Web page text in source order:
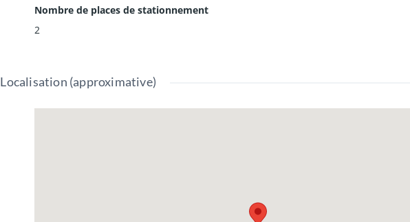
Nombre de places de stationnement
2
Localisation (approximative)